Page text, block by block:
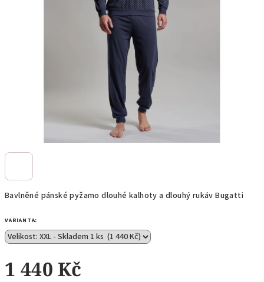
Bavlněné pánské pyžamo dlouhé kalhoty a dlouhý rukáv Bugatti
VARIANTA:
1 440 Kč